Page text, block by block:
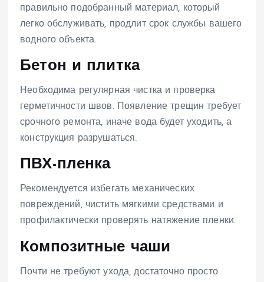
правильно подобранный материал, который
легко обслуживать, продлит срок службы вашего
водного объекта.
Бетон и плитка
Необходима регулярная чистка и проверка
герметичности швов. Появление трещин требует
срочного ремонта, иначе вода будет уходить, а
конструкция разрушаться.
ПВХ-пленка
Рекомендуется избегать механических
повреждений, чистить мягкими средствами и
профилактически проверять натяжение пленки.
Композитные чаши
Почти не требуют ухода, достаточно просто